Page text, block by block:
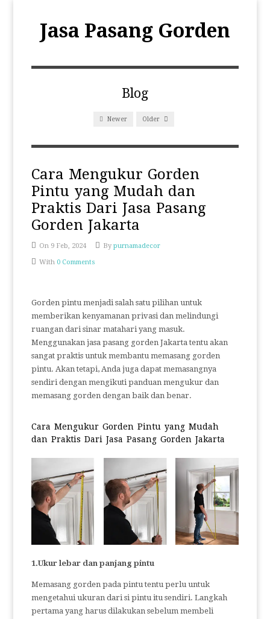
Jasa Pasang Gorden
Blog
Newer Older
Cara Mengukur Gorden
Pintu yang Mudah dan
Praktis Dari Jasa Pasang
Gorden Jakarta
On 9 Feb, 2024 Bypurnamadecor
With 0 Comments
Gorden pintu menjadi salah satu pilihan untuk
memberikan kenyamanan privasi dan melindungi
ruangan dari sinar matahari yang masuk.
Menggunakan jasa pasang gorden Jakarta tentu akan
sangat praktis untuk membantu memasang gorden
pintu. Akan tetapi, Anda juga dapat memasangnya
sendiri dengan mengikuti panduan mengukur dan
memasang gorden dengan baik dan benar.
Cara Mengukur Gorden Pintu yang Mudah
dan Praktis Dari Jasa Pasang Gorden Jakarta
1.Ukur lebar dan panjang pintu
Memasang gorden pada pintu tentu perlu untuk
mengetahui ukuran dari si pintu itu sendiri. Langkah
pertama yang harus dilakukan sebelum membeli